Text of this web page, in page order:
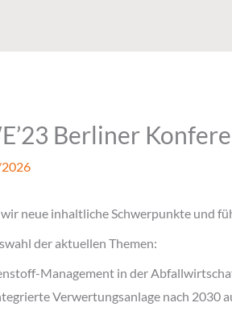
Berliner
neue inhaltliche Schwerpunkte und
der aktuellen Themen:
Management in der
Verwertungsanlage nach 2030